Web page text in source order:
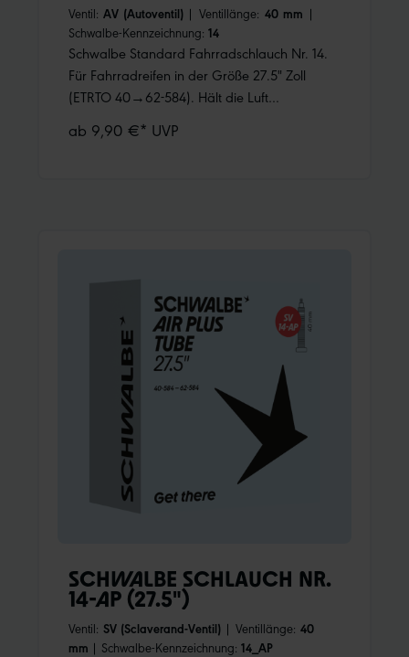
Ventil: AV (Autoventil) | Ventillänge: 40 mm |
Schwalbe-Kennzeichnung: 14
Schwalbe Standard Fahrradschlauch Nr. 14.
Für Fahrradreifen in der Größe 27.5" Zoll
(ETRTO 40→62-584). Hält die Luft
Materialgüte und gleichmäßiger Wandstärke.
ab 9,90 €* UVP
SCHWALBE SCHLAUCH NR.
14-AP (27.5")
Ventil: SV (Sclaverand-Ventil) | Ventillänge: 40
mm | Schwalbe-Kennzeichnung: 14_AP